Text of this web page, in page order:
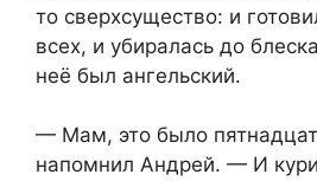
то сверхсущество: и
всех, и убиралась до
неё был ангельский.
— Мам, это было
напомнил Андрей. — И